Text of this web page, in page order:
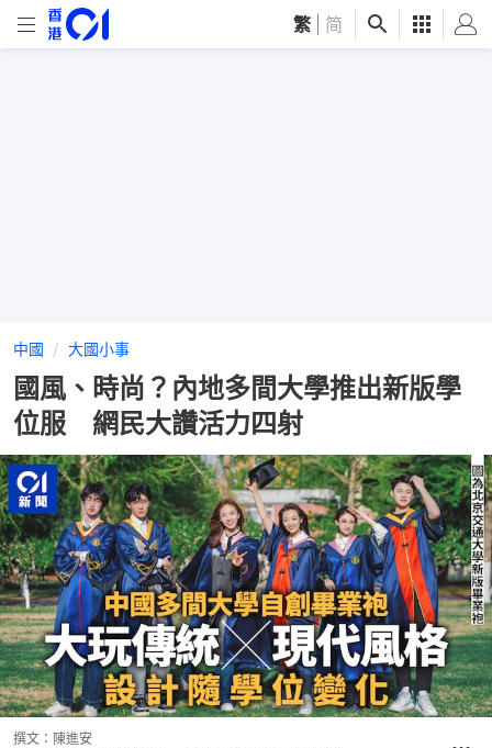
繁 简
中國 大國小事
國風、時尚？內地多間大學推出新版學
位服 網民大讚活力四射
撰文： 陳進安